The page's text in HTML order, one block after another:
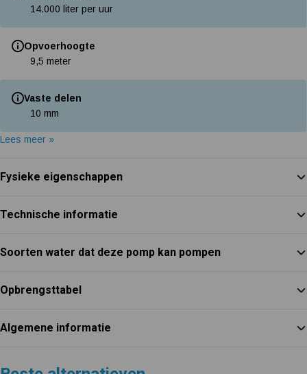
14.000 liter per uur
Opvoerhoogte
9,5 meter
Vaste delen
10 mm
Lees meer »
Fysieke eigenschappen
Technische informatie
Soorten water dat deze pomp kan pompen
Opbrengsttabel
Algemene informatie